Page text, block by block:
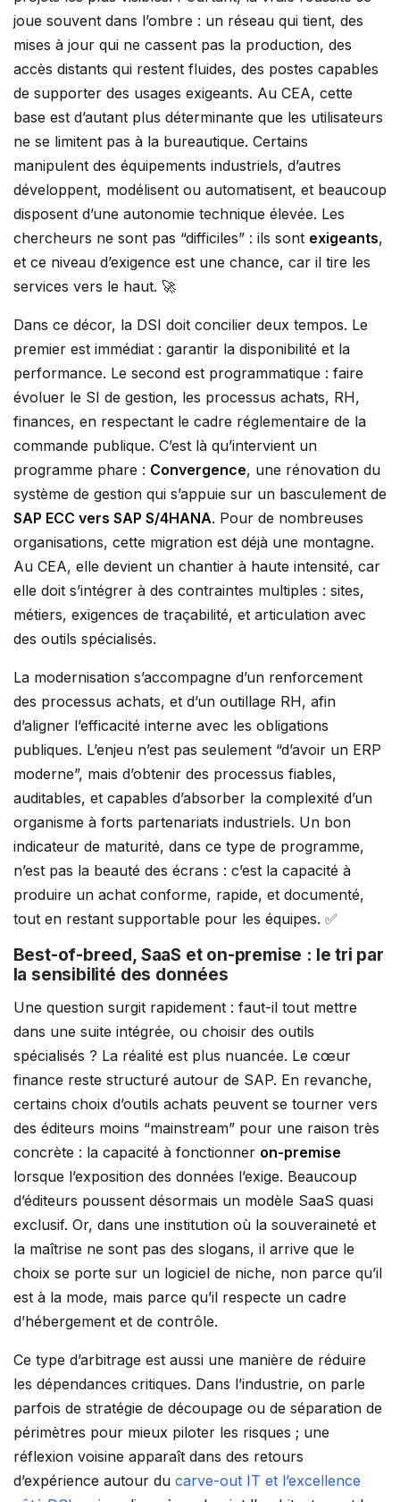
joue souvent dans l’ombre : un réseau qui tient, des
mises à jour qui ne cassent pas la production, des
accès distants qui restent fluides, des postes capables
de supporter des usages exigeants. Au CEA, cette
base est d’autant plus déterminante que les utilisateurs
ne se limitent pas à la bureautique. Certains
manipulent des équipements industriels, d’autres
développent, modélisent ou automatisent, et beaucoup
disposent d’une autonomie technique élevée. Les
chercheurs ne sont pas “difficiles” : ils sont exigeants,
et ce niveau d’exigence est une chance, car il tire les
services vers le haut. 🚀
Dans ce décor, la DSI doit concilier deux tempos. Le
premier est immédiat : garantir la disponibilité et la
performance. Le second est programmatique : faire
évoluer le SI de gestion, les processus achats, RH,
finances, en respectant le cadre réglementaire de la
commande publique. C’est là qu’intervient un
programme phare : Convergence, une rénovation du
système de gestion qui s’appuie sur un basculement de
SAP ECC vers SAP S/4HANA. Pour de nombreuses
organisations, cette migration est déjà une montagne.
Au CEA, elle devient un chantier à haute intensité, car
elle doit s’intégrer à des contraintes multiples : sites,
métiers, exigences de traçabilité, et articulation avec
des outils spécialisés.
La modernisation s’accompagne d’un renforcement
des processus achats, et d’un outillage RH, afin
d’aligner l’efficacité interne avec les obligations
publiques. L’enjeu n’est pas seulement “d’avoir un ERP
moderne”, mais d’obtenir des processus fiables,
auditables, et capables d’absorber la complexité d’un
organisme à forts partenariats industriels. Un bon
indicateur de maturité, dans ce type de programme,
n’est pas la beauté des écrans : c’est la capacité à
produire un achat conforme, rapide, et documenté,
tout en restant supportable pour les équipes. ✅
Best-of-breed, SaaS et on-premise : le tri par
la sensibilité des données
Une question surgit rapidement : faut-il tout mettre
dans une suite intégrée, ou choisir des outils
spécialisés ? La réalité est plus nuancée. Le cœur
finance reste structuré autour de SAP. En revanche,
certains choix d’outils achats peuvent se tourner vers
des éditeurs moins “mainstream” pour une raison très
concrète : la capacité à fonctionner on-premise
lorsque l’exposition des données l’exige. Beaucoup
d’éditeurs poussent désormais un modèle SaaS quasi
exclusif. Or, dans une institution où la souveraineté et
la maîtrise ne sont pas des slogans, il arrive que le
choix se porte sur un logiciel de niche, non parce qu’il
est à la mode, mais parce qu’il respecte un cadre
d’hébergement et de contrôle.
Ce type d’arbitrage est aussi une manière de réduire
les dépendances critiques. Dans l’industrie, on parle
parfois de stratégie de découpage ou de séparation de
périmètres pour mieux piloter les risques ; une
réflexion voisine apparaît dans des retours
d’expérience autour du carve-out IT et l’excellence